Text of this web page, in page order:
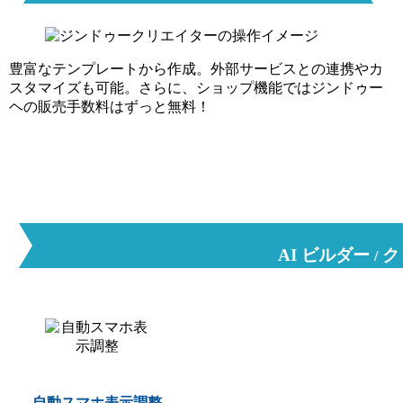
豊富なテンプレートから作成。 外部サービスとの連携やカ
スタマイズも可能。
さらに、ショップ機能ではジンドゥー
ヘの販売手数料はずっと無料！
AI ビルダー /ク